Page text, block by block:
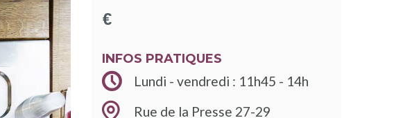
INFOS PRATIQUES
Lundi - vendredi : 11h45 - 14h
Rue de la Presse 27-29